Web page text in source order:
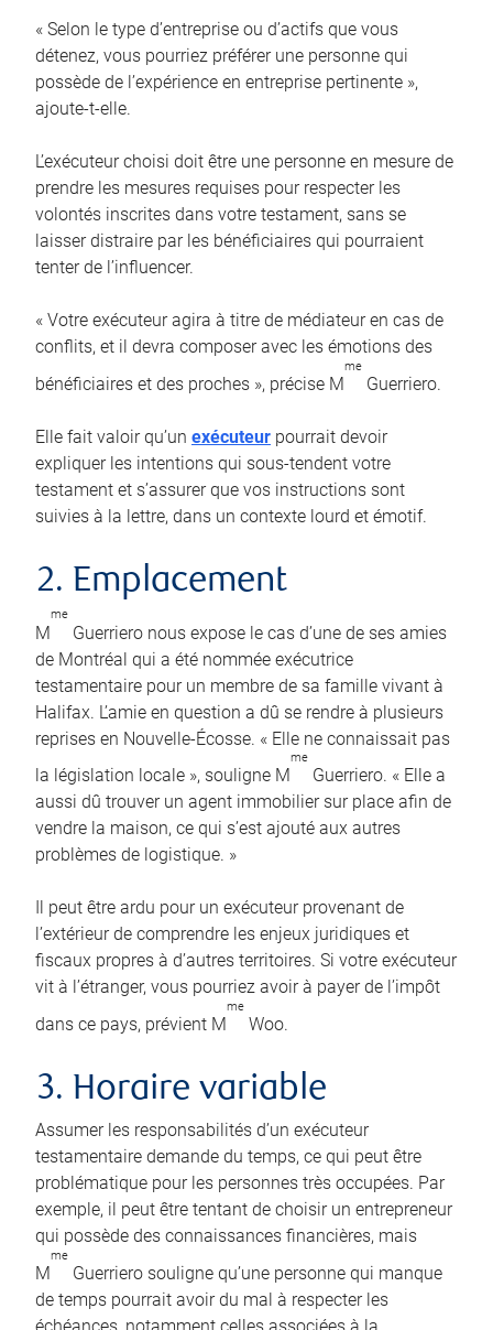
« Selon le type d’entreprise ou d’actifs que vous
détenez, vous pourriez préférer une personne qui
possède de l’expérience en entreprise pertinente »,
ajoute-t-elle.
L’exécuteur choisi doit être une personne en mesure de
prendre les mesures requises pour respecter les
volontés inscrites dans votre testament, sans se
laisser distraire par les bénéficiaires qui pourraient
tenter de l’influencer.
« Votre exécuteur agira à titre de médiateur en cas de
conflits, et il devra composer avec les émotions des
bénéficiaires et des proches », précise M
me
Guerriero.
Elle fait valoir qu’un exécuteur pourrait devoir
expliquer les intentions qui sous-tendent votre
testament et s’assurer que vos instructions sont
suivies à la lettre, dans un contexte lourd et émotif.
2. Emplacement
M
me
Guerriero nous expose le cas d’une de ses amies
de Montréal qui a été nommée exécutrice
testamentaire pour un membre de sa famille vivant à
Halifax. L’amie en question a dû se rendre à plusieurs
reprises en Nouvelle-Écosse. « Elle ne connaissait pas
la législation locale », souligne M
me
Guerriero. « Elle a
aussi dû trouver un agent immobilier sur place afin de
vendre la maison, ce qui s’est ajouté aux autres
problèmes de logistique. »
Il peut être ardu pour un exécuteur provenant de
l’extérieur de comprendre les enjeux juridiques et
fiscaux propres à d’autres territoires. Si votre exécuteur
vit à l’étranger, vous pourriez avoir à payer de l’impôt
dans ce pays, prévient M
me
Woo.
3. Horaire variable
Assumer les responsabilités d’un exécuteur
testamentaire demande du temps, ce qui peut être
problématique pour les personnes très occupées. Par
exemple, il peut être tentant de choisir un entrepreneur
qui possède des connaissances financières, mais
M
me
Guerriero souligne qu’une personne qui manque
de temps pourrait avoir du mal à respecter les